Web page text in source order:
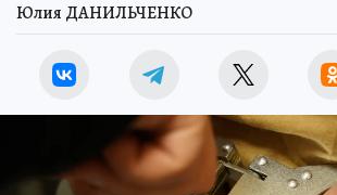
Юлия ДАНИЛЬЧЕНКО